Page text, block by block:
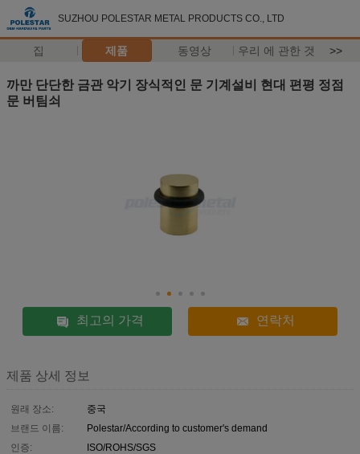
SUZHOU POLESTAR METAL PRODUCTS CO., LTD
집 제품 동영상 우리 에 관한 것 >>
까만 단단한 금관 악기 장식적인 문 기계설비 현대 편평 정점
문 버팀쇠
최고의 가격 연락처
제품 상세 정보
원래 장소:
중국
브랜드 이름:
Polestar/According to customer's demand
인증:
ISO/ROHS/SGS